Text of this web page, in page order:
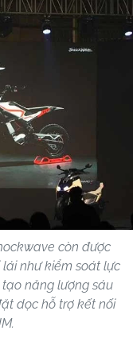
còn được
như kiểm soát lực
năng lượng sáu
dọc hỗ trợ kết nối